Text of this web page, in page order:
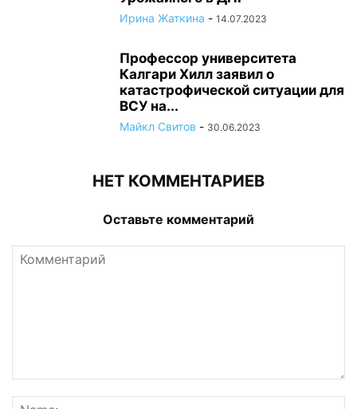
Ирина Жаткина - 14.07.2023
Профессор университета
Калгари Хилл заявил о
катастрофической ситуации для
ВСУ на...
Майкл Свитов - 30.06.2023
НЕТ КОММЕНТАРИЕВ
Оставьте комментарий